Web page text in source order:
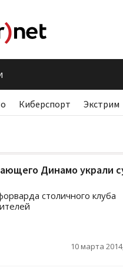
Киберспорт Экстрим
Динамо украли
столичного клуба
10 марта